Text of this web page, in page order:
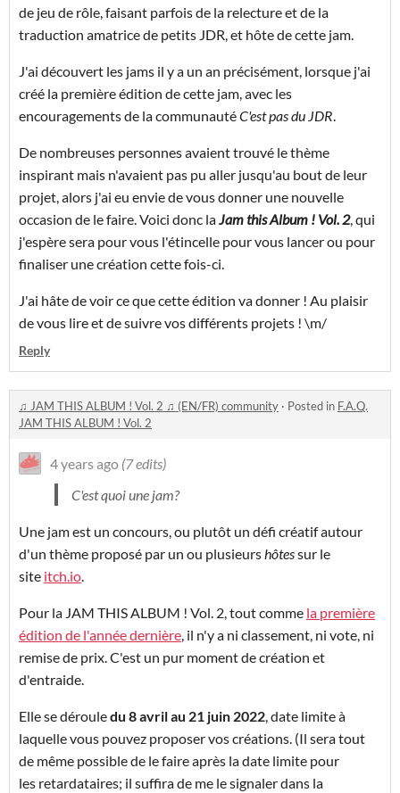
de jeu de rôle, faisant parfois de la relecture et de la
traduction amatrice de petits JDR, et hôte de cette jam.
J'ai découvert les jams il y a un an précisément, lorsque j'ai
créé la première édition de cette jam, avec les
encouragements de la communautéC'est pas du JDR.
De nombreuses personnes avaient trouvé le thème
inspirant mais n'avaient pas pu aller jusqu'au bout de leur
projet, alors j'ai eu envie de vous donner une nouvelle
occasion de le faire. Voici donc laJam this Album ! Vol. 2, qui
j'espère sera pour vous l'étincelle pour vous lancer ou pour
finaliser une création cette fois-ci.
J'ai hâte de voir ce que cette édition va donner ! Au plaisir
de vous lire et de suivre vos différents projets ! \m/
Reply
♫ JAM THIS ALBUM ! Vol. 2 ♫ (EN/FR) community · Posted in F.A.Q.
JAM THIS ALBUM ! Vol. 2
4 years ago (7 edits)
C'est quoi une jam?
Une jam est un concours, ou plutôt un défi créatif autour
d'un thème proposé par un ou plusieurshôtessur le
site itch.io.
Pour la JAM THIS ALBUM ! Vol. 2, tout comme la première
édition de l'année dernière, il n'y a ni classement, ni vote, ni
remise de prix. C'est un pur moment de création et
d'entraide.
Elle se dérouledu 8 avril au 21 juin 2022, date limite à
laquelle vous pouvez proposer vos créations. (Il sera tout
de même possible de le faire après la date limite pour
les retardataires; il suffira de me le signaler dans la